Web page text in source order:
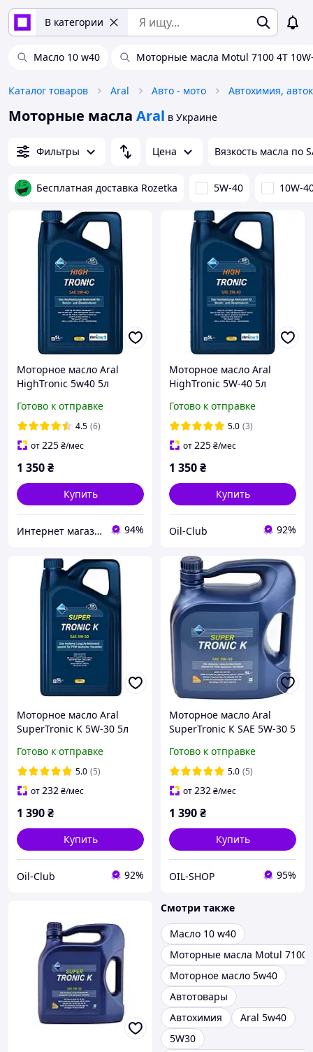
В категории
Масло 10 w40 Моторные масла Motul 7100 4T
Каталог товаров Aral Авто - мото
Моторные масла Aral в Украине
Фильтры Цена Вязкость масла по
Бесплатная доставка Rozetka 5W-40 10W-
Моторное масло Aral
HighTronic 5w40 5л
Готово к отправке
4.5 (6)
от225₴/мес
1 350₴
Купить
Интернет магазин alloil.com.ua 94%
Моторное масло Aral
HighTronic 5W-40 5л
Готово к отправке
5.0 (3)
от225₴/мес
1 350₴
Купить
Oil-Club 92%
Моторное масло Aral
SuperTronic K 5W-30 5л
Готово к отправке
5.0 (5)
от232₴/мес
1 390₴
Купить
Oil-Club 92%
Моторное масло Aral
SuperTronic К SAE 5W-30 5
Готово к отправке
5.0 (5)
от232₴/мес
1 390₴
Купить
OIL-SHOP 95%
Смотри также
Масло 10 w40
Моторные масла Motul 7100
Моторное масло 5w40
Автотовары
Автохимия
Aral 5w40
5W30